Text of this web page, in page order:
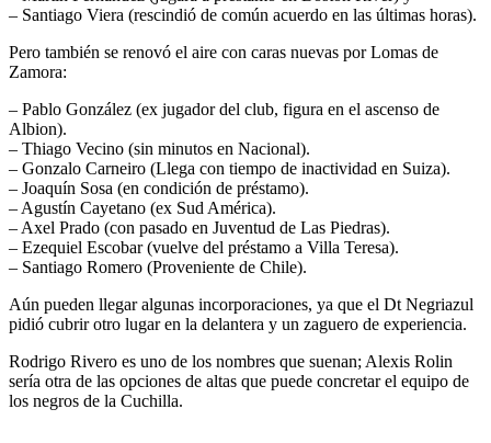
– Santiago Viera (rescindió de común acuerdo en las últimas horas).
Pero también se renovó el aire con caras nuevas por Lomas de
Zamora:
– Pablo González (ex jugador del club, figura en el ascenso de
Albion).
– Thiago Vecino (sin minutos en Nacional).
– Gonzalo Carneiro (Llega con tiempo de inactividad en Suiza).
– Joaquín Sosa (en condición de préstamo).
– Agustín Cayetano (ex Sud América).
– Axel Prado (con pasado en Juventud de Las Piedras).
– Ezequiel Escobar (vuelve del préstamo a Villa Teresa).
– Santiago Romero (Proveniente de Chile).
Aún pueden llegar algunas incorporaciones, ya que el Dt Negriazul
pidió cubrir otro lugar en la delantera y un zaguero de experiencia.
Rodrigo Rivero es uno de los nombres que suenan; Alexis Rolin
sería otra de las opciones de altas que puede concretar el equipo de
los negros de la Cuchilla.